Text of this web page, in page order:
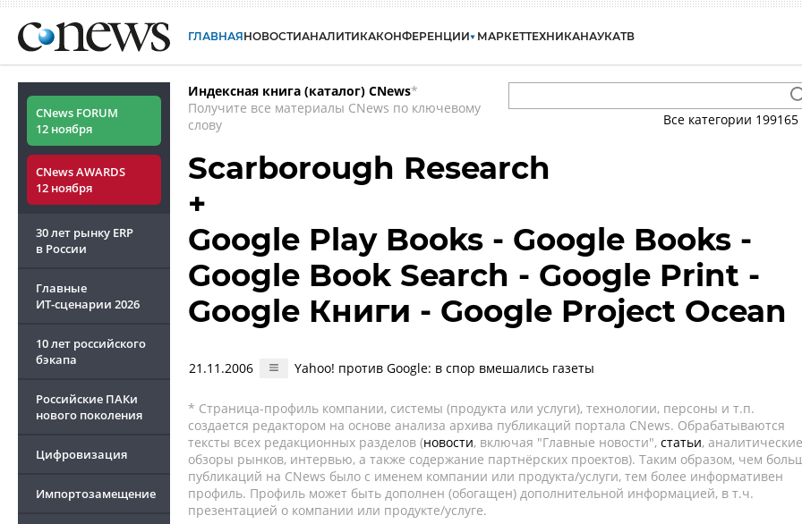
ГЛАВНАЯНОВОСТИАНАЛИТИКАКОНФЕРЕНЦИИ МАРКЕТТЕХНИКАНАУКАТВ
CNews FORUM
12 ноября
CNews AWARDS
12 ноября
30 лет рынку ERP
в России
Главные
ИТ-сценарии 2026
10 лет российского
бэкапа
Российские ПАКи
нового поколения
Цифровизация
Импортозамещение
Индексная книга (каталог) CNews*
Получите все материалы CNews по ключевому
слову
Все категории 199165
Scarborough Research
+
Google Play Books - Google Books -
Google Book Search - Google Print -
Google Книги - Google Project Ocean
21.11.2006 Yahoo! против Google: в спор вмешались газеты
* Страница-профиль компании, системы (продукта или услуги), технологии, персоны и т.п.
создается редактором на основе анализа архива публикаций портала CNews. Обрабатываются
тексты всех редакционных разделов (новости, включая "Главные новости", статьи, аналитические
обзоры рынков, интервью, а также содержание партнёрских проектов). Таким образом, чем
публикаций на CNews было с именем компании или продукта/услуги, тем более информативен
профиль. Профиль может быть дополнен (обогащен) дополнительной информацией, в т.ч.
презентацией о компании или продукте/услуге.